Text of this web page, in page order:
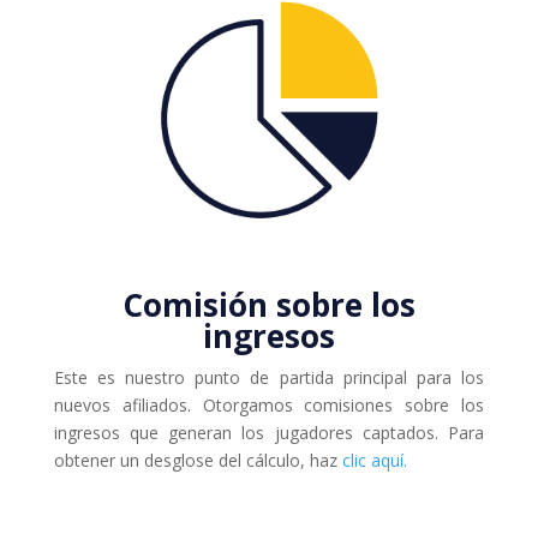
Comisión sobre los
ingresos
Este es nuestro punto de partida principal para los
nuevos afiliados. Otorgamos comisiones sobre los
ingresos que generan los jugadores captados. Para
obtener un desglose del cálculo, haz clic aquí.